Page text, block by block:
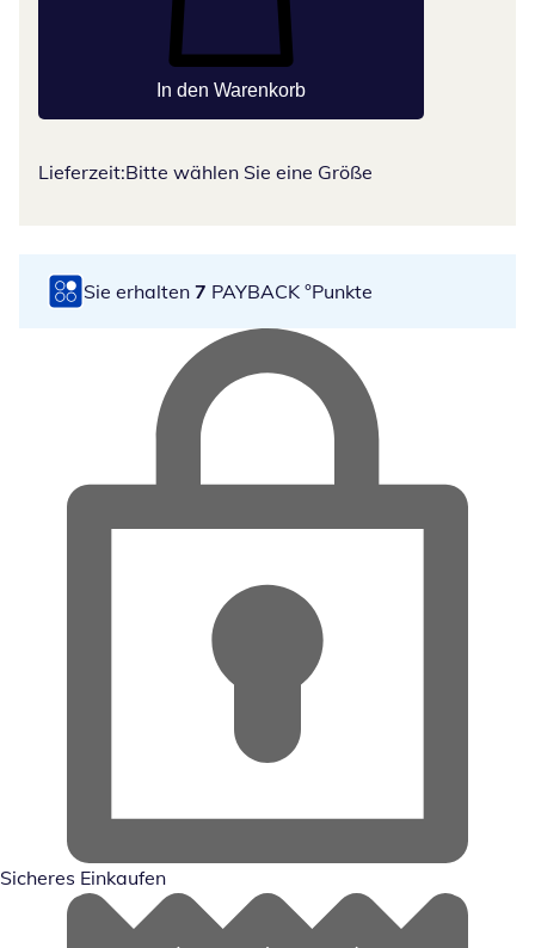
In den Warenkorb
Lieferzeit:Bitte wählen Sie eine Größe
Sie erhalten 7 PAYBACK °Punkte
Sicheres Einkaufen